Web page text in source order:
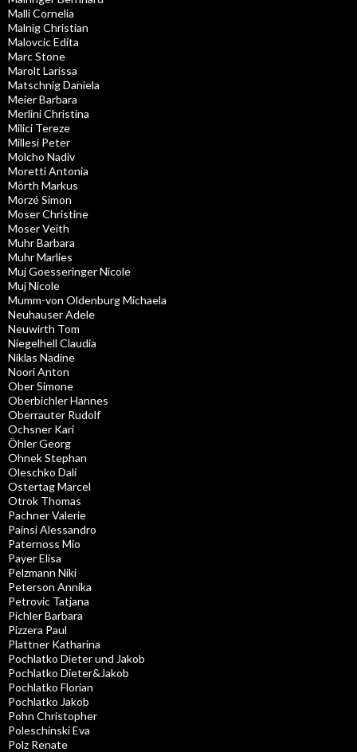
Malli Cornelia
Malnig Christian
Malovcic Edita
Marc Stone
Marolt Larissa
Matschnig Daniela
Meier Barbara
Merlini Christina
Milici Tereze
Millesi Peter
Molcho Nadiv
Moretti Antonia
Mörth Markus
Morzé Simon
Moser Christine
Moser Veith
Muhr Barbara
Muhr Marlies
Muj Goesseringer Nicole
Muj Nicole
Mumm-von Oldenburg Michaela
Neuhauser Adele
Neuwirth Tom
Niegelhell Claudia
Niklas Nadine
Noori Anton
Ober Simone
Oberbichler Hannes
Oberrauter Rudolf
Ochsner Kari
Öhler Georg
Ohnek Stephan
Oleschko Dali
Ostertag Marcel
Otrok Thomas
Pachner Valerie
Painsi Alessandro
Paternoss Mio
Payer Elisa
Pelzmann Niki
Peterson Annika
Petrovic Tatjana
Pichler Barbara
Pizzera Paul
Plattner Katharina
Pochlatko Dieter und Jakob
Pochlatko Dieter&Jakob
Pochlatko Florian
Pochlatko Jakob
Pohn Christopher
Poleschinski Eva
Polz Renate